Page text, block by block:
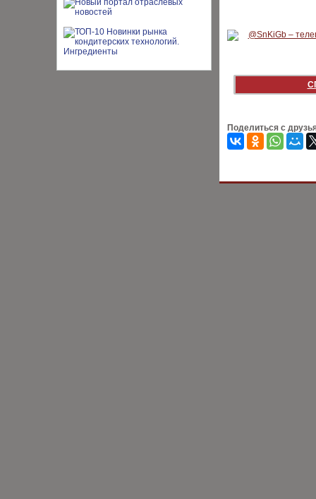
Поделиться с